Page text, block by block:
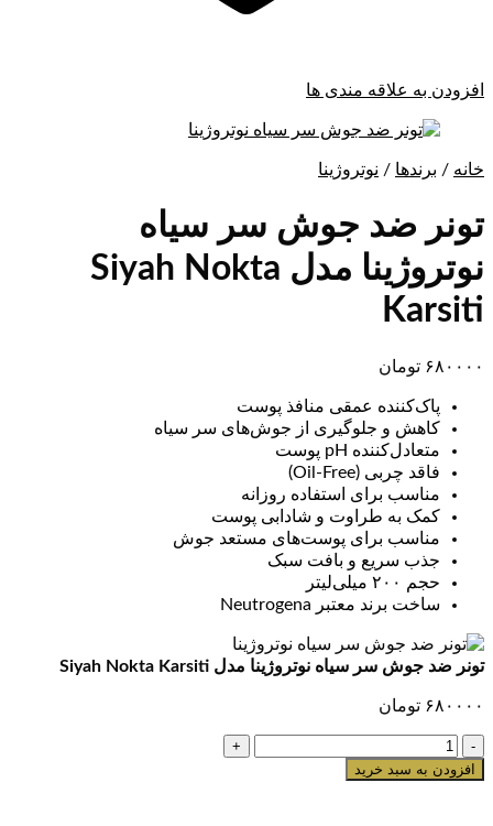
افزودن به علاقه مندی ها
خانه / برندها / نوتروژینا
تونر ضد جوش سر سیاه
نوتروژینا مدل Siyah Nokta
Karsiti
۶۸۰۰۰۰ تومان
پاک‌کننده عمقی منافذ پوست
کاهش و جلوگیری از جوش‌های سر سیاه
متعادل‌کننده pH پوست
فاقد چربی (Oil-Free)
مناسب برای استفاده روزانه
کمک به طراوت و شادابی پوست
مناسب برای پوست‌های مستعد جوش
جذب سریع و بافت سبک
حجم ۲۰۰ میلی‌لیتر
ساخت برند معتبر Neutrogena
تونر ضد جوش سر سیاه نوتروژینا مدل Siyah Nokta Karsiti
۶۸۰۰۰۰ تومان
تونر
ضد
افزودن به سبد خرید